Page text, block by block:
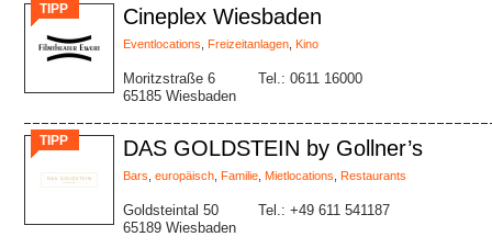
TIPP Cineplex Wiesbaden
Eventlocations Freizeitanlagen Kino
Moritzstraße 6
65185 Wiesbaden
Tel.: 0611 16000
TIPP DAS GOLDSTEIN by Gollner’s
Bars europäisch Familie Mietlocations Restaurants
Goldsteintal 50
65189 Wiesbaden
Tel.: +49 611 541187